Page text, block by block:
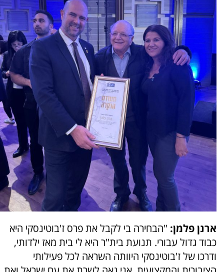
ארנן פלמן: "הבחירה בי לקבל את פרס ז'בוטינסקי היא
כבוד גדול עבורי. תנועת בית"ר היא לי בית מאז ילדותי,
ודרכו של ז'בוטינסקי היוותה השראה לכל פעילותי